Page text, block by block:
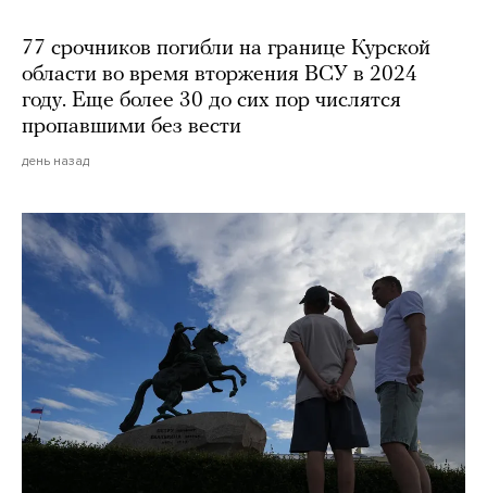
77 срочников погибли на границе Курской
области во время вторжения ВСУ в 2024
году. Еще более 30 до сих пор числятся
пропавшими без вести
день назад